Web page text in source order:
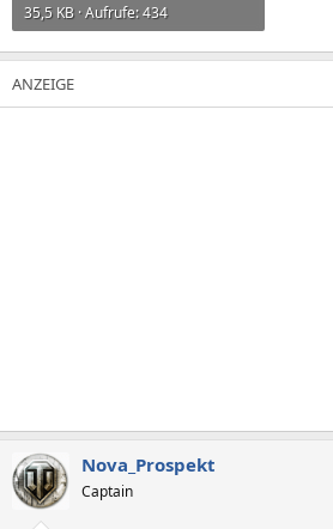
35,5 KB · Aufrufe: 434
Nova_Prospekt
Captain